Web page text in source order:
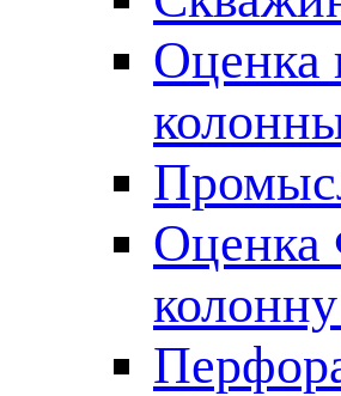
Оценка
Оценка